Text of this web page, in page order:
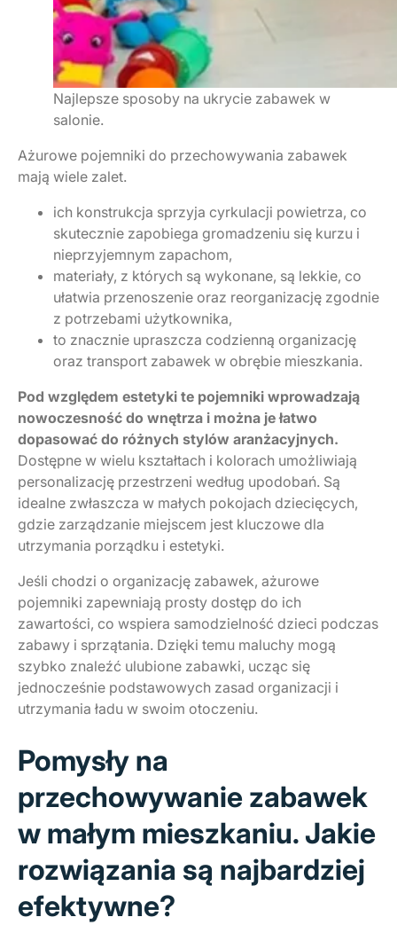
Najlepsze sposoby na ukrycie zabawek w
salonie.
Ażurowe pojemniki do przechowywania zabawek
mają wiele zalet.
ich konstrukcja sprzyja cyrkulacji powietrza, co
skutecznie zapobiega gromadzeniu się kurzu i
nieprzyjemnym zapachom,
materiały, z których są wykonane, są lekkie, co
ułatwia przenoszenie oraz reorganizację zgodnie
z potrzebami użytkownika,
to znacznie upraszcza codzienną organizację
oraz transport zabawek w obrębie mieszkania.
Pod względem estetyki te pojemniki wprowadzają
nowoczesność do wnętrza i można je łatwo
dopasować do różnych stylów aranżacyjnych.
Dostępne w wielu kształtach i kolorach umożliwiają
personalizację przestrzeni według upodobań. Są
idealne zwłaszcza w małych pokojach dziecięcych,
gdzie zarządzanie miejscem jest kluczowe dla
utrzymania porządku i estetyki.
Jeśli chodzi o organizację zabawek, ażurowe
pojemniki zapewniają prosty dostęp do ich
zawartości, co wspiera samodzielność dzieci podczas
zabawy i sprzątania. Dzięki temu maluchy mogą
szybko znaleźć ulubione zabawki, ucząc się
jednocześnie podstawowych zasad organizacji i
utrzymania ładu w swoim otoczeniu.
Pomysły na
przechowywanie zabawek
w małym mieszkaniu. Jakie
rozwiązania są najbardziej
efektywne?